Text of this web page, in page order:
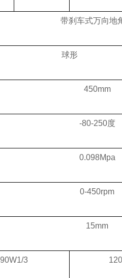
带刹车式万向地
球形
450mm
-80-250度
0.098Mpa
0-450rpm
15mm
90W1/3